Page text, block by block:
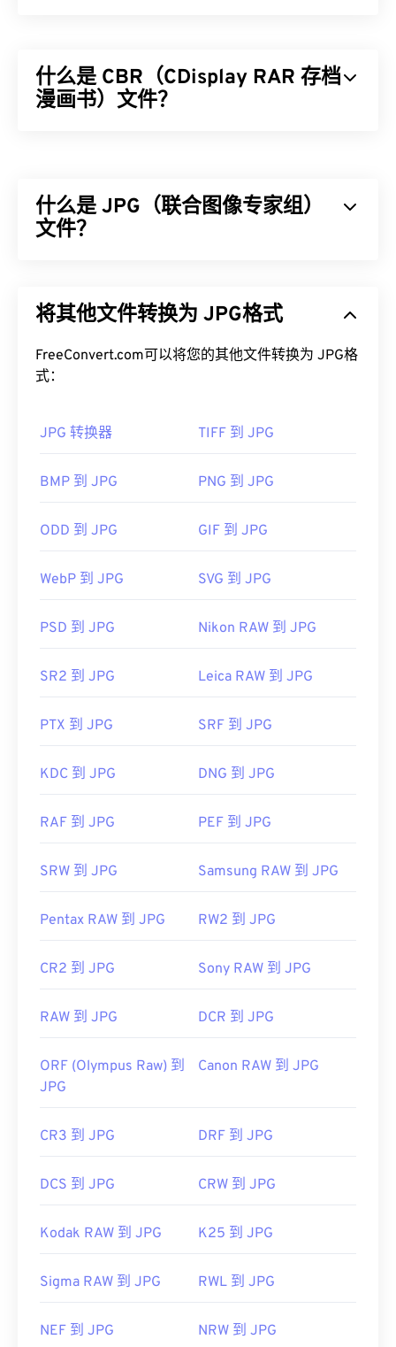
什么是 CBR（CDisplay RAR 存档
漫画书）文件？
Roshal 存档压缩 (RAR) 文件，但重命名为 CBR，以
将其与包含漫画书的文件区分开来。CBR 文件也被
打开 CBR 的默认程序是 CDisplay Ex，它免费且流
行，并且可以读取其他漫画书文件格式。其他可以尝
试的阅读器包括同样免费的
开 CBR 文件；在 iOS 上，请使用icomix
取文件，然后将其重新存档为另一种存档文件格式。
件类型，例如将 CBR 转换为 JPG和CBR 到
首次发布：1993年3月
https://en.wikipedia.org/wiki/Comic_book_archive
什么是 JPG（联合图像专家组）
文件？
泛应用的原因。JPG 文件相对较小，非常适合在互
JPEG 压缩工具将文件大小减少高达 80%！
如果您需要更好的压缩效果，您可以将
几乎所有图像查看器程序和应用程序都能识别并打开
像查看器、图像编辑器或网页浏览器中打开它。要选
开方式”。
Microsoft Photos 等 Microsoft应用程序以及Apple
JPEG 图像大小，请使用我们的
图像调整器工具。
首次发布：1992年9月18日
将其他文件转换为 JPG格式
FreeConvert.com可以将您的其他文件转换为 JPG格
式：
JPG 转换器 TIFF 到 JPG
BMP 到 JPG PNG 到 JPG
ODD 到 JPG GIF 到 JPG
WebP 到 JPG SVG 到 JPG
PSD 到 JPG Nikon RAW 到 JPG
SR2 到 JPG Leica RAW 到 JPG
PTX 到 JPG SRF 到 JPG
KDC 到 JPG DNG 到 JPG
RAF 到 JPG PEF 到 JPG
SRW 到 JPG Samsung RAW 到 JPG
Pentax RAW 到 JPG RW2 到 JPG
CR2 到 JPG Sony RAW 到 JPG
RAW 到 JPG DCR 到 JPG
ORF (Olympus Raw) 到
JPG
Canon RAW 到 JPG
CR3 到 JPG DRF 到 JPG
DCS 到 JPG CRW 到 JPG
Kodak RAW 到 JPG K25 到 JPG
Sigma RAW 到 JPG RWL 到 JPG
NEF 到 JPG NRW 到 JPG